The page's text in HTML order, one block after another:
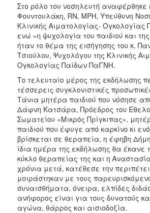
Στο ρόλο του νοσηλευτή αναφέρθηκε
Φουντουλάκη, RN, MPH, Υπεύθυνη
Κλινικής Αιματολογίας-
ενώ «η ψυχολογία του παιδιού και
ήταν το θέμα της εισήγησης του κ.
Τσιούλου, Ψυχολόγου της Κλινικής
Ογκολογίας Παίδων ΠαΓΝΗ.
Το τελευταίο μέρος της εκδήλωσης
τέσσερεις συγκλονιστικές
Τάνια μητέρα παιδιού που νόσησε
Δάφνη Κατσάρα, Πρόεδρος του
Σωματείου «Μικρός Πρίγκιπας»,
παιδιού που έφυγε από καρκίνο κι
βρίσκεται σε θεραπεία, η έφηβη
ίδια ημέρα της εκδήλωσης θα έκανε
κύκλο θεραπείας της και η
χρόνια μετά, κατέθεσε την
μοιράστηκαν με τους
συναισθήματα, όνειρα, ελπίδες
ανήφορος είναι για τους δυνατούς
αγώνα, θάρρος και αισιοδοξία.